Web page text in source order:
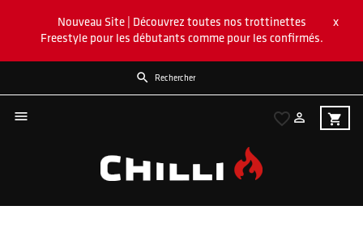
Nouveau Site | Découvrez toutes nos trottinettes
Freestyle pour les débutants comme pour les confirmés.
x

 shopping_cart

favorite_border